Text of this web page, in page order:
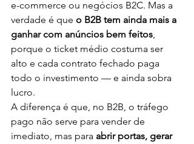
e-commerce ou negócios B2C. Mas a
verdade é que o B2B tem ainda mais a
ganhar com anúncios bem feitos,
porque o ticket médio costuma ser
alto e cada contrato fechado paga
todo o investimento — e ainda sobra
lucro.
A diferença é que, no B2B, o tráfego
pago não serve para vender de
imediato, mas para abrir portas, gerar